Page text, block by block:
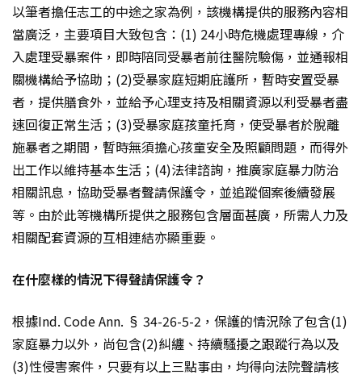
以筆者擔任志工的中途之家為例，該機構提供的服務內容相
當廣泛，主要項目大致包含：(1) 24小時危機處理專線，介
入處理受暴案件，即時陪同受暴者前往醫院驗傷，並通報相
關機構給予協助；(2)受暴家庭短期庇護所，暫時安置受暴
者，提供膳食外，並給予心理支持及相關資源以利受暴者盡
速回復正常生活；(3)受暴家庭孩童托育，使受暴者於脫離
施暴者之期間，暫時無須擔心孩童安全及照顧問題，而得外
出工作以維持基本生活；(4)法律諮詢，推廣家庭暴力防治
相關訊息，協助受暴者聲請保護令，並追蹤個案後續發展
等。由於此等機構所提供之服務包含層面甚廣，所需人力及
相關配套資源的互相連結亦顯重要。
在什麼樣的情況下得聲請保護令？
根據Ind. Code Ann. § 34-26-5-2，保護的情況除了包含(1)
家庭暴力以外，尚包含(2)糾纏、持續騷擾之跟蹤行為以及
(3)性侵害案件，只要有以上三點事由，均得向法院聲請核